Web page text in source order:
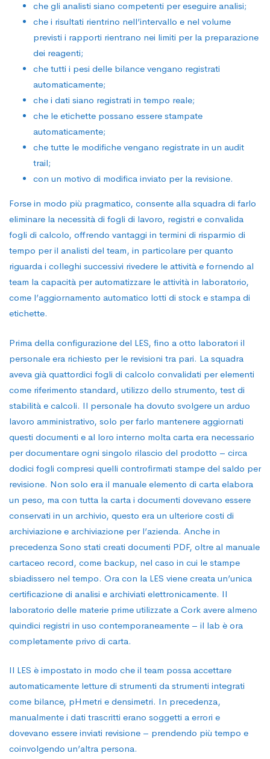
che gli analisti siano competenti per eseguire analisi;
che i risultati rientrino nell’intervallo e nel volume
previsti i rapporti rientrano nei limiti per la preparazione
dei reagenti;
che tutti i pesi delle bilance vengano registrati
automaticamente;
che i dati siano registrati in tempo reale;
che le etichette possano essere stampate
automaticamente;
che tutte le modifiche vengano registrate in un audit
trail;
con un motivo di modifica inviato per la revisione.
Forse in modo più pragmatico, consente alla squadra di farlo
eliminare la necessità di fogli di lavoro, registri e convalida
fogli di calcolo, offrendo vantaggi in termini di risparmio di
tempo per il analisti del team, in particolare per quanto
riguarda i colleghi successivi rivedere le attività e fornendo al
team la capacità per automatizzare le attività in laboratorio,
come l’aggiornamento automatico lotti di stock e stampa di
etichette.
Prima della configurazione del LES, fino a otto laboratori il
personale era richiesto per le revisioni tra pari. La squadra
aveva già quattordici fogli di calcolo convalidati per elementi
come riferimento standard, utilizzo dello strumento, test di
stabilità e calcoli. Il personale ha dovuto svolgere un arduo
lavoro amministrativo, solo per farlo mantenere aggiornati
questi documenti e al loro interno molta carta era necessario
per documentare ogni singolo rilascio del prodotto – circa
dodici fogli compresi quelli controfirmati stampe del saldo per
revisione. Non solo era il manuale elemento di carta elabora
un peso, ma con tutta la carta i documenti dovevano essere
conservati in un archivio, questo era un ulteriore costi di
archiviazione e archiviazione per l’azienda. Anche in
precedenza Sono stati creati documenti PDF, oltre al manuale
cartaceo record, come backup, nel caso in cui le stampe
sbiadissero nel tempo. Ora con la LES viene creata un’unica
certificazione di analisi e archiviati elettronicamente. Il
laboratorio delle materie prime utilizzate a Cork avere almeno
quindici registri in uso contemporaneamente – il lab è ora
completamente privo di carta.
Il LES è impostato in modo che il team possa accettare
automaticamente letture di strumenti da strumenti integrati
come bilance, pHmetri e densimetri. In precedenza,
manualmente i dati trascritti erano soggetti a errori e
dovevano essere inviati revisione – prendendo più tempo e
coinvolgendo un’altra persona.